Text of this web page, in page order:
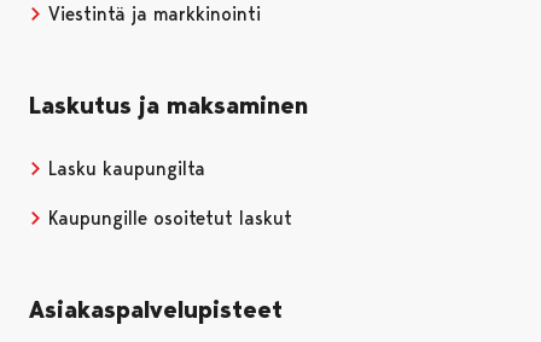
Viestintä ja markkinointi
Laskutus ja maksaminen
Lasku kaupungilta
Kaupungille osoitetut laskut
Asiakaspalvelupisteet